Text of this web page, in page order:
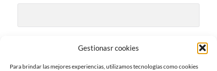
Gestionasr cookies
Para brindar las mejores experiencias, utilizamos tecnologías como cookies